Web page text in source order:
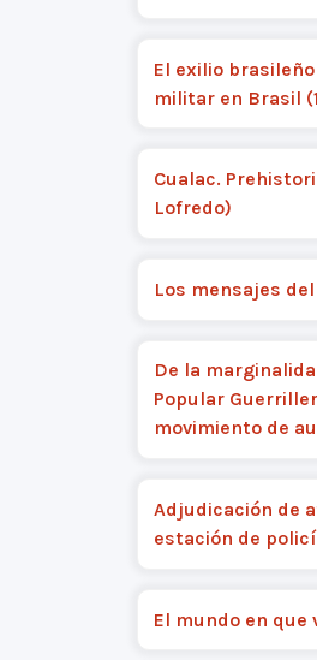
El exilio
militar en Brasil
Cualac.
Lofredo)
Los mensajes
De la
Popular
movimiento de
Adjudicación de
estación de
El mundo en que